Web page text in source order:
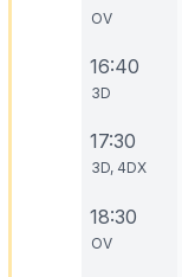
OV
16:40
3D
17:30
3D, 4DX
18:30
OV